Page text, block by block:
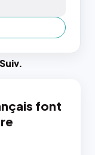
Suiv.
font